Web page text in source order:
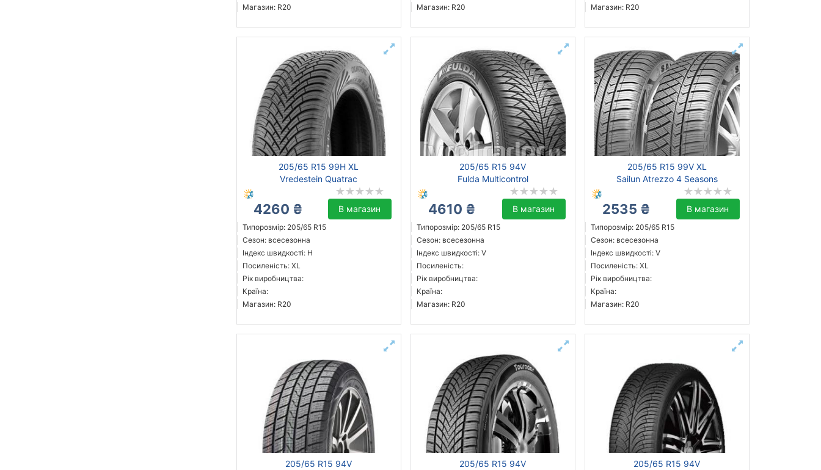
Магазин: R20
Магазин: R20
Магазин: R20
205/65 R15 99H XL
Vredestein Quatrac
4260 ₴ В магазин
Типорозмір: 205/65 R15
Сезон: всесезонна
Індекс швидкості: H
Посиленість: XL
Рік виробництва:
Країна:
Магазин: R20
205/65 R15 94V
Fulda Multicontrol
4610 ₴ В магазин
Типорозмір: 205/65 R15
Сезон: всесезонна
Індекс швидкості: V
Посиленість:
Рік виробництва:
Країна:
Магазин: R20
205/65 R15 99V XL
Sailun Atrezzo 4 Seasons
2535 ₴ В магазин
Типорозмір: 205/65 R15
Сезон: всесезонна
Індекс швидкості: V
Посиленість: XL
Рік виробництва:
Країна:
Магазин: R20
205/65 R15 94V
205/65 R15 94V
205/65 R15 94V